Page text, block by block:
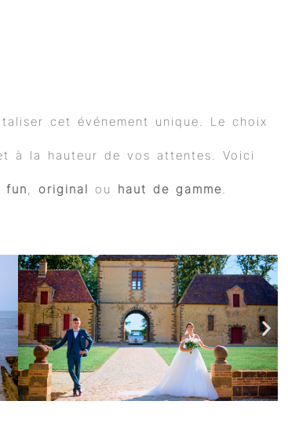
cet événement unique. Le choix
à la hauteur de vos attentes. Voici
fun, original ou haut de gamme.